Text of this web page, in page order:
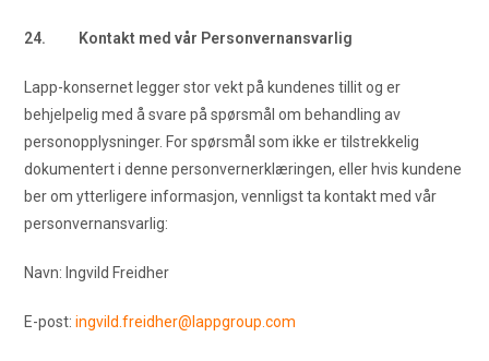
24. Kontakt med vår Personvernansvarlig
Lapp-konsernet legger stor vekt på kundenes tillit og er
behjelpelig med å svare på spørsmål om behandling av
personopplysninger. For spørsmål som ikke er tilstrekkelig
dokumentert i denne personvernerklæringen, eller hvis kundene
ber om ytterligere informasjon, vennligst ta kontakt med vår
personvernansvarlig:
Navn: Ingvild Freidher
E-post:ingvild.freidher@lappgroup.com